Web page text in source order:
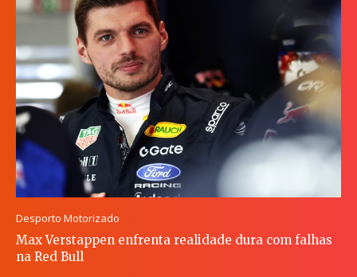
Desporto Motorizado
Max Verstappen enfrenta realidade dura com falhas
na Red Bull